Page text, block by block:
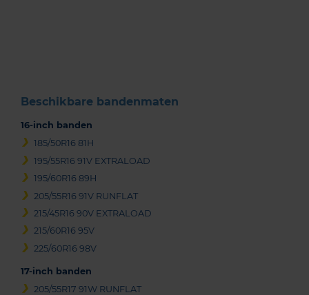
Beschikbare bandenmaten
16-inch banden
185/50R16 81H
195/55R16 91V EXTRALOAD
195/60R16 89H
205/55R16 91V RUNFLAT
215/45R16 90V EXTRALOAD
215/60R16 95V
225/60R16 98V
17-inch banden
205/55R17 91W RUNFLAT